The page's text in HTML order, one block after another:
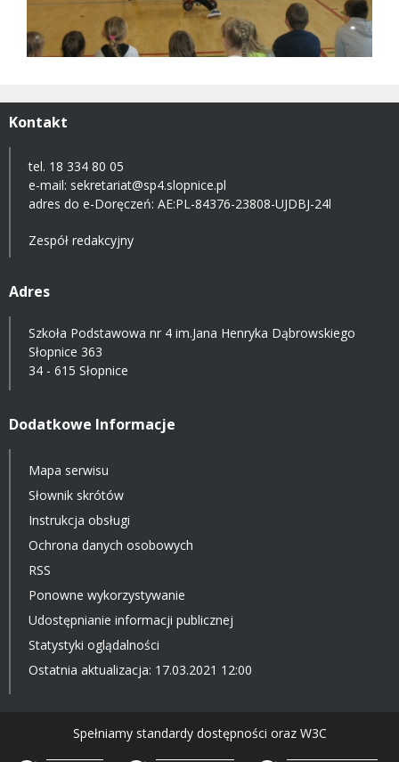
Kontakt
tel. 18 334 80 05
e-mail: sekretariat@sp4.slopnice.pl
adres do e-Doręczeń: AE:PL-84376-23808-UJDBJ-24l
Zespół redakcyjny
Adres
Szkoła Podstawowa nr 4 im.Jana Henryka Dąbrowskiego
Słopnice 363
34 - 615 Słopnice
Dodatkowe Informacje
Mapa serwisu
Słownik skrótów
Instrukcja obsługi
Ochrona danych osobowych
RSS
Ponowne wykorzystywanie
Udostępnianie informacji publicznej
Statystyki oglądalności
Ostatnia aktualizacja: 17.03.2021 12:00
Spełniamy standardy dostępności oraz W3C